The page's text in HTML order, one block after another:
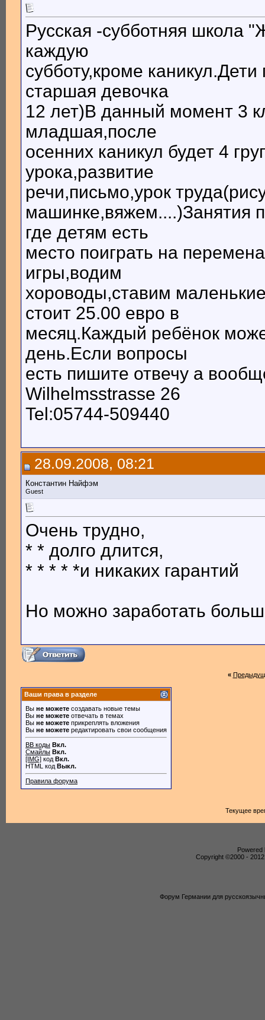
Русская -субботняя школа
каждую
субботу,кроме
старшая девочка
12 лет)В данный момент 3
младшая,после
осенних каникул будет 4
урока,развитие
речи,письмо,урок
машинке,вяжем....)Занятия
где детям есть
место поиграть на
игры,водим
хороводы,ставим
стоит 25.00 евро в
месяц.Каждый ребёнок
день.Если вопросы
есть пишите отвечу а
Wilhelmsstrasse 26
Tel:05744-509440
28.09.2008, 08:21
Константин Найфэм
Guest
Очень трудно,
* * долго длится,
* * * * *и никаких гарантий
Но можно заработать
«
Ваши права в разделе
Вы не можете создавать новые темы
Вы не можете отвечать в темах
Вы не можете прикреплять вложения
Вы не можете редактировать свои сообщения
BB коды Вкл.
Смайлы Вкл.
[IMG] код Вкл.
HTML код Выкл.
Правила форума
Текущее
Powered
Copyright ©2000 -
Форум Германии для